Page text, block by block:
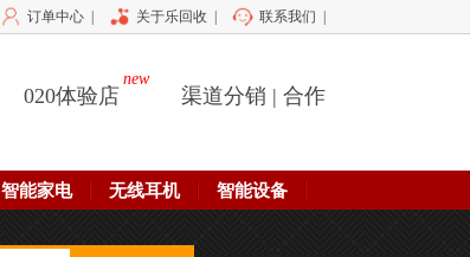
联系我们
关于乐回收
订单中心
020体验店
new
渠道分销 | 合作
智能家电 无线耳机 智能设备